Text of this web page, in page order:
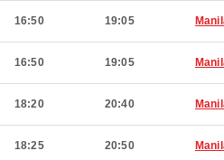
16:50 19:05
16:50 19:05
18:20 20:40
18:25 20:50